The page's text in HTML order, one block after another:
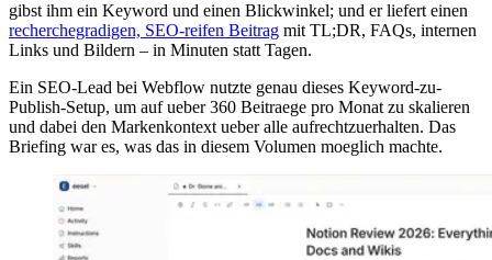
gibst ihm ein Keyword und einen Blickwinkel; und er liefert einen
recherchegradigen, SEO-reifen Beitrag mit TL;DR, FAQs, internen
Links und Bildern – in Minuten statt Tagen.
Ein SEO-Lead bei Webflow nutzte genau dieses Keyword-zu-
Publish-Setup, um auf ueber 360 Beitraege pro Monat zu skalieren
und dabei den Markenkontext ueber alle aufrechtzuerhalten. Das
Briefing war es, was das in diesem Volumen moeglich machte.